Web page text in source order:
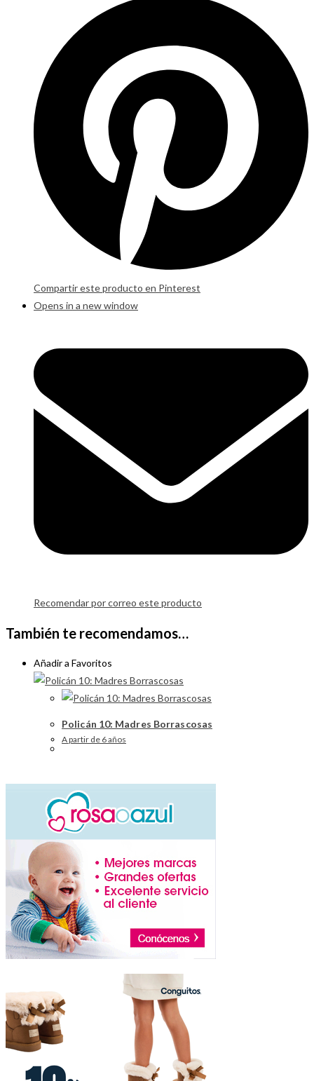
Compartir este producto en Pinterest
Opens in a new window
Recomendar por correo este producto
También te recomendamos…
Añadir a Favoritos
Policán 10: Madres Borrascosas
A partir de 6 años